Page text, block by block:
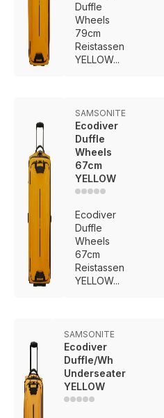
Duffle
Wheels
79cm
Reistassen
YELLOW...
SAMSONITE
Ecodiver
Duffle
Wheels
67cm
YELLOW
Ecodiver
Duffle
Wheels
67cm
Reistassen
YELLOW...
SAMSONITE
Ecodiver
Duffle/Wh
Underseater
YELLOW